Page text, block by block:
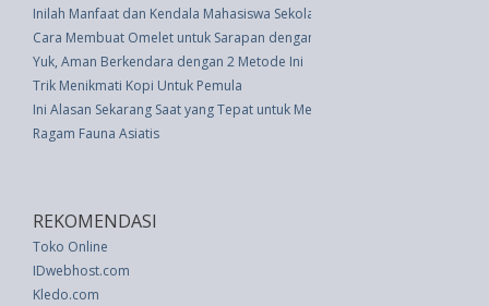
Inilah Manfaat dan Kendala Mahasiswa Sekolah di Jepang
Cara Membuat Omelet untuk Sarapan dengan Resep Naik Level Berikut Ini
Yuk, Aman Berkendara dengan 2 Metode Ini
Trik Menikmati Kopi Untuk Pemula
Ini Alasan Sekarang Saat yang Tepat untuk Mengadopsi Tanaman
Ragam Fauna Asiatis
REKOMENDASI
Toko Online
IDwebhost.com
Kledo.com